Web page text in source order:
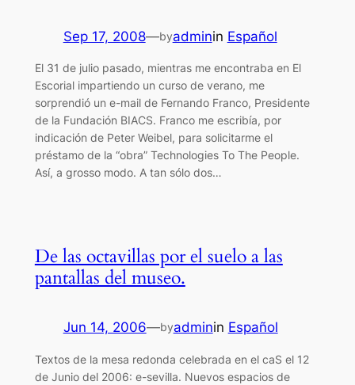
Sep 17, 2008—byadminin Español
El 31 de julio pasado, mientras me encontraba en El
Escorial impartiendo un curso de verano, me
sorprendió un e-mail de Fernando Franco, Presidente
de la Fundación BIACS. Franco me escribía, por
indicación de Peter Weibel, para solicitarme el
préstamo de la “obra” Technologies To The People.
Así, a grosso modo. A tan sólo dos…
De las octavillas por el suelo a las
pantallas del museo.
Jun 14, 2006—byadminin Español
Textos de la mesa redonda celebrada en el caS el 12
de Junio del 2006: e-sevilla. Nuevos espacios de